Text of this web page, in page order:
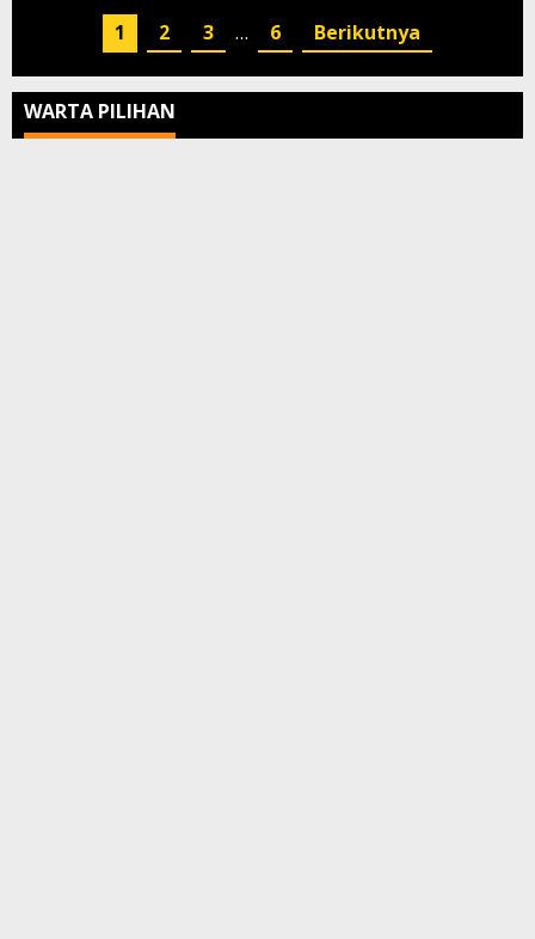
1 2 3 … 6 Berikutnya
WARTA PILIHAN